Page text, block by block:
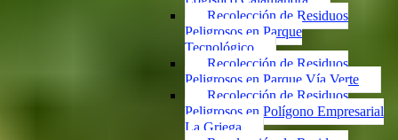
Recolección de Residuos
Peligrosos en Parque
Tecnológico
Recolección de Residuos
Peligrosos en Parque Vía Verte
Recolección de Residuos
Peligrosos en Polígono Empresarial
La Griega